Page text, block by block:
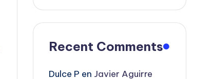
Recent Comments
Dulce P en Javier Aguirre